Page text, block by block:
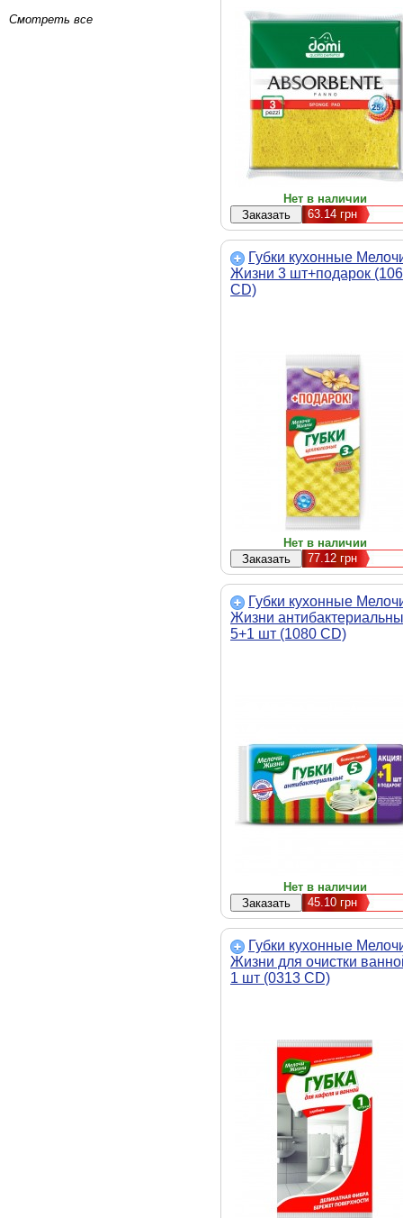
Смотреть все
Нет в наличии
63.14 грн
Губки кухонные
Жизни 3 шт+подарок
CD)
Нет в наличии
77.12 грн
Губки кухонные
Жизни
5+1 шт (1080 CD)
Нет в наличии
45.10 грн
Губки кухонные
Жизни для очистки
1 шт (0313 CD)